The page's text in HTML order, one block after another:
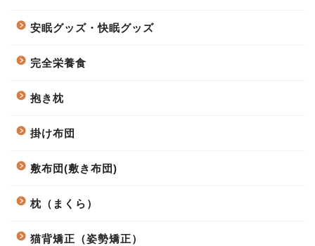
安眠グッズ・快眠グッズ
完全栄養食
抱き枕
掛け布団
敷布団(敷き布団)
枕（まくら）
猫背矯正（姿勢矯正）